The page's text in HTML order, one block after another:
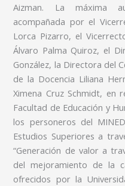
Aizman. La máxima
acompañada por el
Lorca Pizarro, el
Álvaro Palma Quiroz, el
González, la Directora del
de la Docencia Liliana
Ximena Cruz Schmidt, en
Facultad de Educación y
los personeros del
Estudios Superiores a
“Generación de valor a
del mejoramiento de la
ofrecidos por la